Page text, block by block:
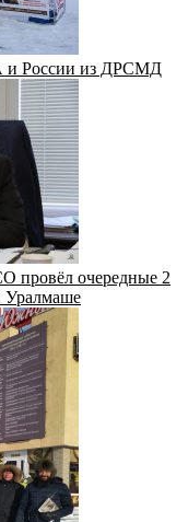
и России из ДРСМД
провёл очередные 2
Уралмаше